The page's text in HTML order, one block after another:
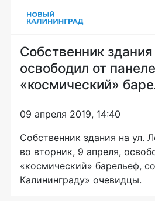
Собственник
освободил от
«космический»
09 апреля 2019, 14:40
Собственник здания на ул.
во вторник, 9 апреля,
«космический» барельеф,
Калининграду» очевидцы.